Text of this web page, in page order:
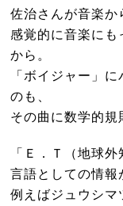
佐治さんが音楽か
感覚的に音楽にも
から。
「ボイジャー」
のも、
その曲に数学的規
「Ｅ．Ｔ（地球
言語としての情報
例えばジュウシマ